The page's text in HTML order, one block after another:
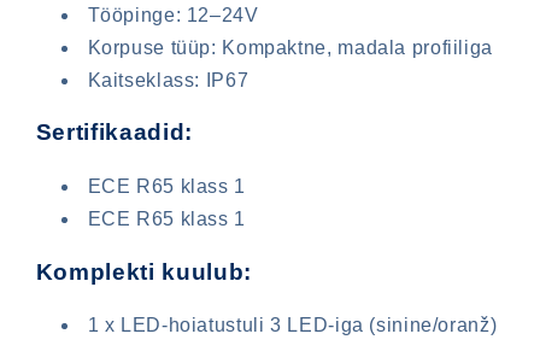
Tööpinge: 12–24V
Korpuse tüüp: Kompaktne, madala profiiliga
Kaitseklass: IP67
Sertifikaadid:
ECE R65 klass 1
ECE R65 klass 1
Komplekti kuulub:
1 x LED-hoiatustuli 3 LED-iga (sinine/oranž)
Sisselogimine on vajalik
Logige oma kontole sisse, et lisada tooteid